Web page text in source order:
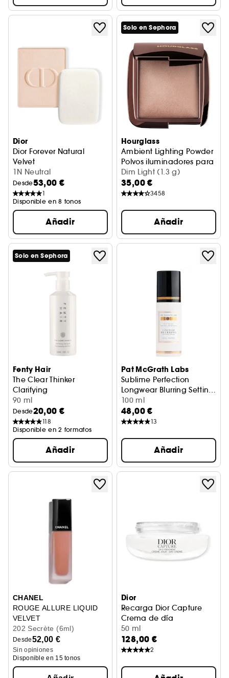
Dior
Dior Forever Natural
Velvet
Recarga base de maquillaje compacta
1N Neutral
Desde53,00 €
1
Disponible en 8 tonos
Añadir
Solo en Sephora
Hourglass
Ambient Lighting Powder
Polvos iluminadores para el
Dim Light (1.3 g)
35,00 €
3458
Añadir
Solo en Sephora
Fenty Hair
The Clear Thinker
Clarifying
Champú clarificante
90 ml
Desde20,00 €
118
Disponible en 2 formatos
Añadir
Pat McGrath Labs
Sublime Perfection
Longwear Blurring Setting
Spray
Spray de acabado
100 ml
48,00 €
13
Añadir
CHANEL
ROUGE ALLURE LIQUID
VELVET
Barra de Labios
202 Secrète (6ml)
Desde52,00 €
Sin opiniones
Disponible en 15 tonos
Dior
Recarga Dior Capture
Crema de día
Corrección antiedad de alto
50 ml
128,00 €
2